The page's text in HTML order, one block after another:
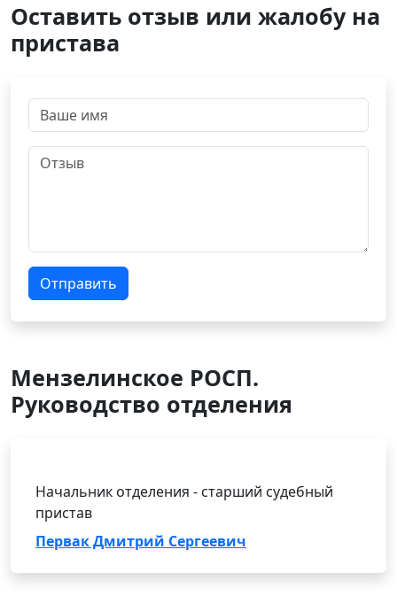
Оставить отзыв или жалобу на
пристава
Отправить
Мензелинское РОСП.
Руководство отделения
Начальник отделения - старший судебный
пристав
Первак Дмитрий Сергеевич